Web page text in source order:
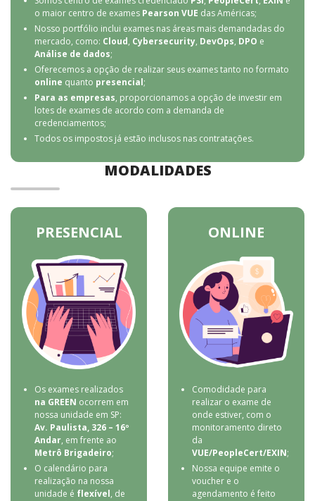
o maior centro de exames Pearson VUE das Américas;
Nosso portfólio inclui exames nas áreas mais demandadas do
mercado, como: Cloud, Cybersecurity, DevOps, DPO e
Análise de dados;
Oferecemos a opção de realizar seus exames tanto no formato
online quanto presencial;
Para as empresas, proporcionamos a opção de investir em
lotes de exames de acordo com a demanda de
credenciamentos;
Todos os impostos já estão inclusos nas contratações.
MODALIDADES
PRESENCIAL
Os exames realizados
na GREEN ocorrem em
nossa unidade em SP:
Av. Paulista, 326 – 16º
Andar, em frente ao
Metrô Brigadeiro;
O calendário para
realização na nossa
unidade é flexível, de
ONLINE
Comodidade para
realizar o exame de
onde estiver, com o
monitoramento direto
da
VUE/PeopleCert/EXIN;
Nossa equipe emite o
voucher e o
agendamento é feito